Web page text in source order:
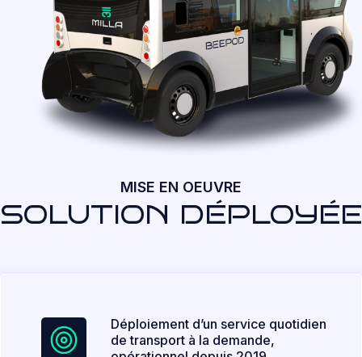
MISE EN OEUVRE
SOLUTION DÉPLOYÉE
Déploiement d’un service quotidien
de transport à la demande,